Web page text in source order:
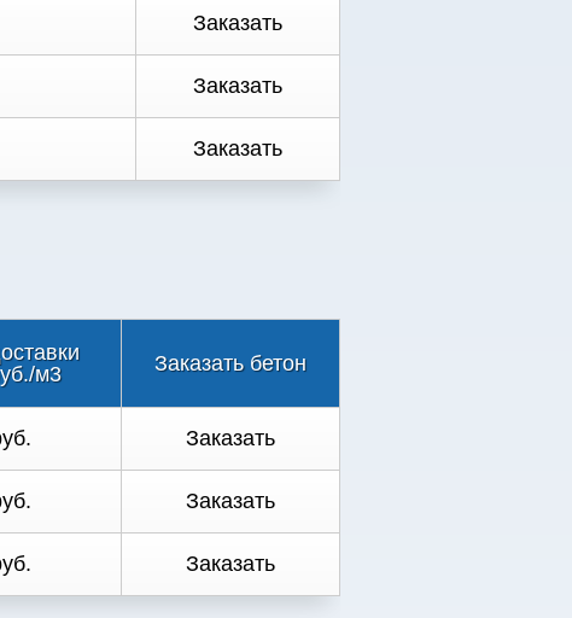
Заказать
Заказать
Заказать
м3
Заказать бетон
Заказать
Заказать
Заказать